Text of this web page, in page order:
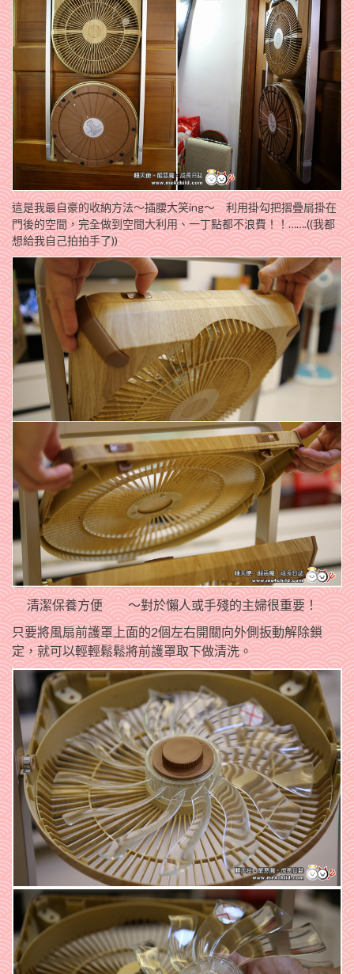
這是我最自豪的收納方法～插腰大笑ing～利用掛勾把摺疊扇掛在
門後的空間，完全做到空間大利用、一丁點都不浪費！！…….((我都
想給我自己拍拍手了))
清潔保養方便～對於懶人或手殘的主婦很重要！
只要將風扇前護罩上面的2個左右開關向外側扳動解除鎖
定，就可以輕輕鬆鬆將前護罩取下做清洗。